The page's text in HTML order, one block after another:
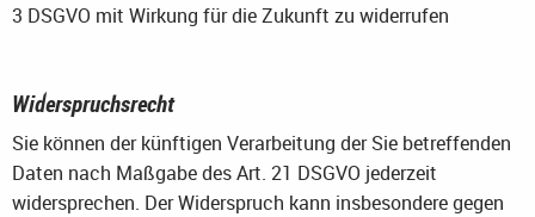
3 DSGVO mit Wirkung für die Zukunft zu widerrufen
Widerspruchsrecht
Sie können der künftigen Verarbeitung der Sie betreffenden
Daten nach Maßgabe des Art. 21 DSGVO jederzeit
widersprechen. Der Widerspruch kann insbesondere gegen